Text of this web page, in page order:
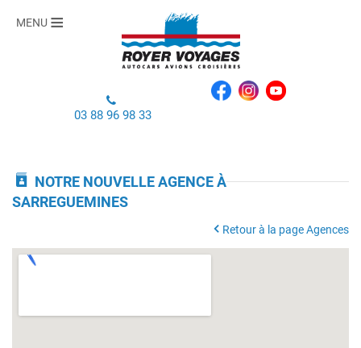
03 88 96 98 33
MENU
NOTRE NOUVELLE AGENCE À
SARREGUEMINES
Retour à la page Agences